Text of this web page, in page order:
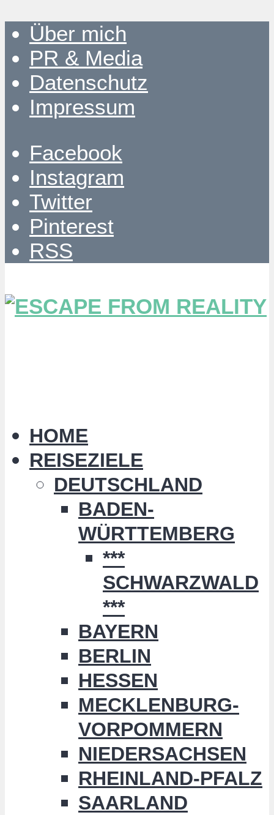
Über mich
PR & Media
Datenschutz
Impressum
Facebook
Instagram
Twitter
Pinterest
RSS
HOME
REISEZIELE
DEUTSCHLAND
BADEN-
WÜRTTEMBERG
***
SCHWARZWALD
***
BAYERN
BERLIN
HESSEN
MECKLENBURG-
VORPOMMERN
NIEDERSACHSEN
RHEINLAND-PFALZ
SAARLAND